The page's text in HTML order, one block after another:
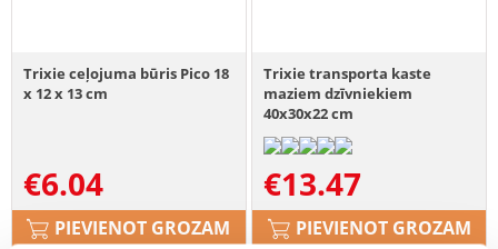
Trixie ceļojuma būris Pico 18
x 12 x 13 cm
€6.04
PIEVIENOT GROZAM
Trixie transporta kaste
maziem dzīvniekiem
40x30x22 cm
€13.47
PIEVIENOT GROZAM